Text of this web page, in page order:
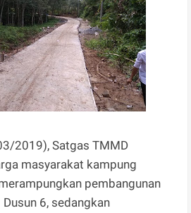
2019), Satgas TMMD
masyarakat kampung
pembangunan
6, sedangkan